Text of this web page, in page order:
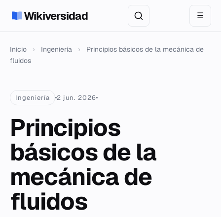
Wikiversidad ☰
Inicio › Ingeniería ›
Principios básicos de la mecánica de
fluidos
Ingeniería 2 jun. 2026
Principios
básicos de la
mecánica de
fluidos